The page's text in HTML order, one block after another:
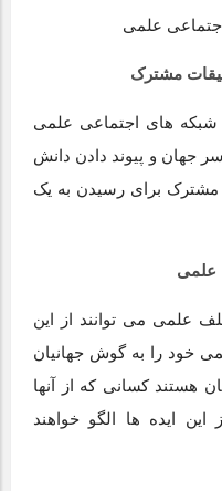
مشترک
های اجتماعی علمی
جهان و پیوند دادن دانش
مشترک برای رسیدن به یک
علمی
علمی می توانند از این
خود را به گوش جهانیان
هستند کسانی که از آنها
ایده ها الگو خواهند